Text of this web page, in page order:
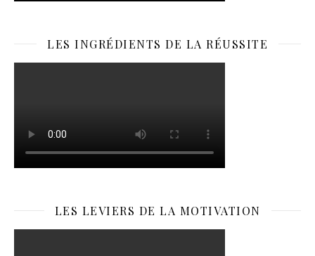
LES INGRÉDIENTS DE LA RÉUSSITE
LES LEVIERS DE LA MOTIVATION